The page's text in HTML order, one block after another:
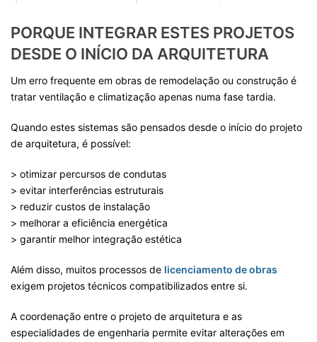
PORQUE INTEGRAR ESTES PROJETOS
DESDE O INÍCIO DA ARQUITETURA
Um erro frequente em obras de remodelação ou construção é
tratar ventilação e climatização apenas numa fase tardia.
Quando estes sistemas são pensados desde o início do projeto
de arquitetura, é possível:
> otimizar percursos de condutas
> evitar interferências estruturais
> reduzir custos de instalação
> melhorar a eficiência energética
> garantir melhor integração estética
Além disso, muitos processos de licenciamento de obras
exigem projetos técnicos compatibilizados entre si.
A coordenação entre o projeto de arquitetura e as
especialidades de engenharia permite evitar alterações em